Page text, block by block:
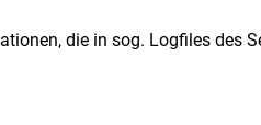
die in sog. Logfiles des